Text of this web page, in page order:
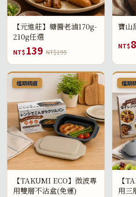
【元進莊】糖醬老滷170g-
210g任選
NT$ 139 NT$199
寶山
NT$
檔期精選
【TAKUMI ECO】微波專
用雙層不沾盒(免運)
檔期
【
用三